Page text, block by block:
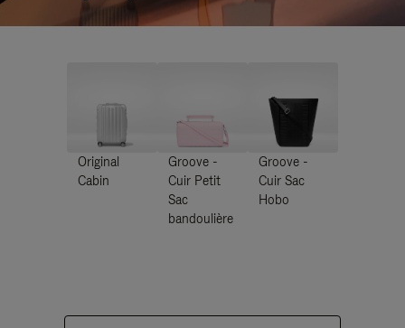
Original
Cabin
Groove -
Cuir Petit
Sac
bandoulière
Groove -
Cuir Sac
Hobo